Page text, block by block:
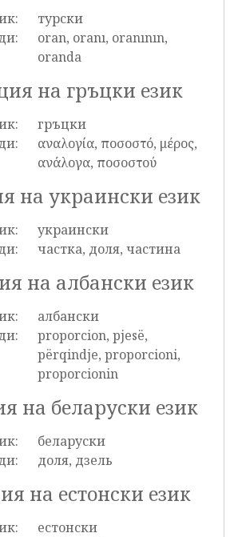
турски
oran, oranı, oranının,
oranda
на гръцки език
гръцки
αναλογία, ποσοστό, μέρος,
ανάλογα, ποσοστού
на украински език
украински
частка, доля, частина
на албански език
албански
proporcion, pjesë,
përqindje, proporcioni,
proporcionin
на беларуски език
беларуски
доля, дзель
на естонски език
естонски